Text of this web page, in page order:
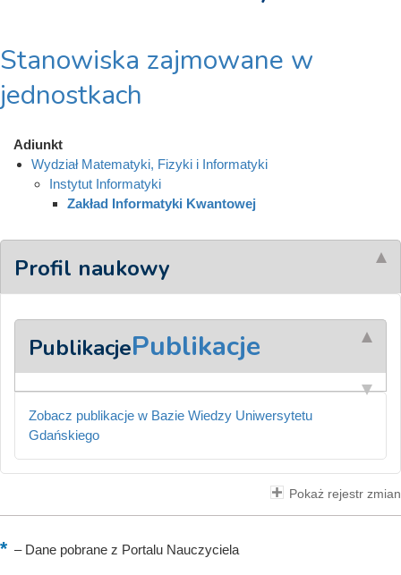
Stanowiska zajmowane w
jednostkach
Adiunkt
Wydział Matematyki, Fizyki i Informatyki
Instytut Informatyki
Zakład Informatyki Kwantowej
Profil naukowy
PublikacjePublikacje
Zobacz publikacje w Bazie Wiedzy Uniwersytetu
Gdańskiego
Pokaż rejestr zmian
–Dane pobrane z Portalu Nauczyciela